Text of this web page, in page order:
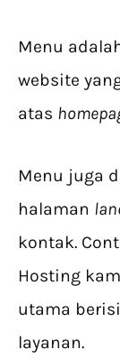
Menu
website
atas
Menu juga
halaman
kontak.
Hosting
utama
layanan.